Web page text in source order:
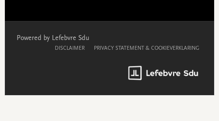
Powered by Lefebvre Sdu
DISCLAIMER PRIVACY STATEMENT & COOKIEVERKLARING